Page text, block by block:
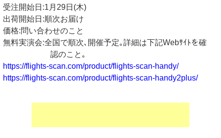
受注開始日:1月29日(木)
出荷開始日:順次お届け
価格:問い合わせのこと
無料実演会:全国で順次､開催予定｡詳細は下記Webｻｲﾄを確
認のこと｡
https://flights-scan.com/product/flights-scan-handy/
https://flights-scan.com/product/flights-scan-handy2plus/